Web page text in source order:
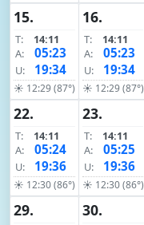
15.
T:
14:11
A:
05:23
U: 19:34
☀ 12:29 (87°)
16.
T:
14:11
A:
05:23
U: 19:34
☀ 12:29 (87°)
22.
T:
14:11
A:
05:24
U: 19:36
☀ 12:30 (86°)
23.
T:
14:11
A:
05:25
U: 19:36
☀ 12:30 (86°)
29. 30.